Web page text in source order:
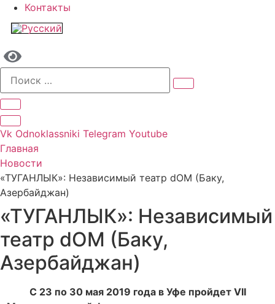
Контакты
Vk Odnoklassniki Telegram Youtube
Главная
Новости
«ТУГАНЛЫК»: Независимый театр dOM (Баку,
Азербайджан)
«ТУГАНЛЫК»: Независимый
театр dOM (Баку,
Азербайджан)
С 23 по 30 мая 2019 года в Уфе пройдет VII